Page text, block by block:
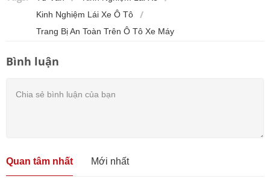
Kinh Nghiệm Lái Xe Ô Tô
Trang Bị An Toàn Trên Ô Tô Xe Máy
Bình luận
Quan tâm nhất Mới nhất